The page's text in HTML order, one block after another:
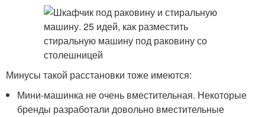
Минусы такой расстановки тоже имеются:
Мини-машинка не очень вместительная. Некоторые
бренды разработали довольно вместительные